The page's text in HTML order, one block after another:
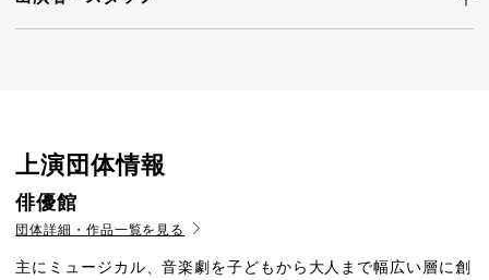
上演団体情報
俳優館
団体詳細・作品一覧を見る
主にミュージカル、音楽劇を子どもから大人まで幅広い層に創